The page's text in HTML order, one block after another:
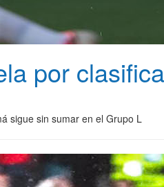
por
sigue sin sumar en el Grupo L